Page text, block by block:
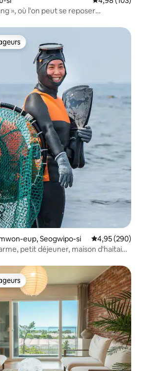
», où l'on peut se reposer
eup, Seogwipo-si Évaluation
4,95 (290)
petit déjeuner, maison d'haitai